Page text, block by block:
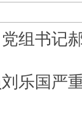
组书记
乐国严